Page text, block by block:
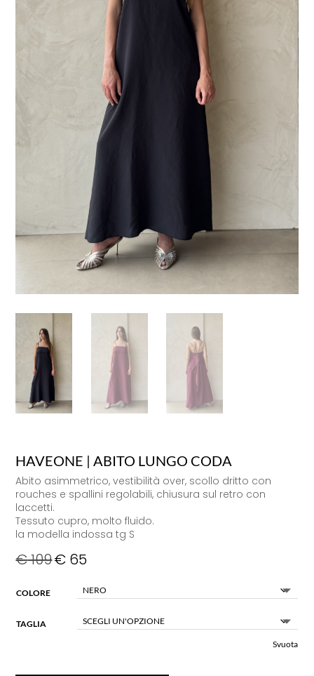
HAVEONE | ABITO LUNGO CODA
Abito asimmetrico, vestibilità over, scollo dritto con
rouches e spallini regolabili, chiusura sul retro con
laccetti.
Tessuto cupro, molto fluido.
la modella indossa tg S
€109€ 65
COLORE
TAGLIA
Svuota